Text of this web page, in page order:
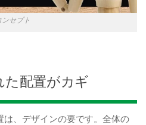
ンセプト
配置がカギ
、デザインの要です。全体の